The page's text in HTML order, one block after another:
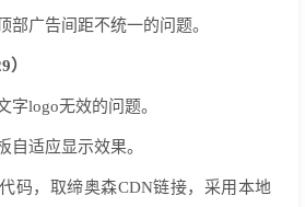
部广告间距不统一的问题。
）
字logo无效的问题。
自适应显示效果。
码，取缔奥森CDN链接，采用本地